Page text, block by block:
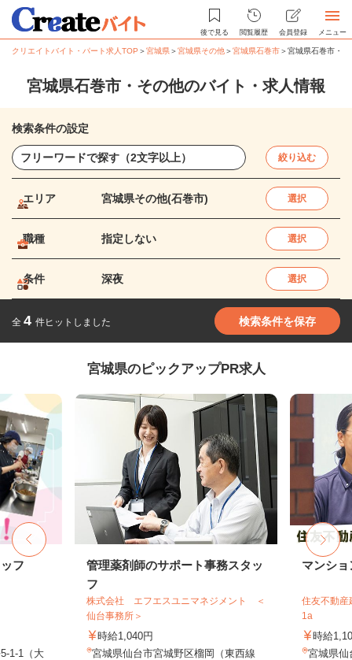
後で見る 閲覧履歴 会員登録 メニュー
クリエイトバイト・パート求人TOP ＞宮城県＞宮城県その他＞宮城県石巻市＞宮城県石巻市・
宮城県石巻市・その他のバイト・求人情報
検索条件の設定
絞り込む
エリア 宮城県その他(石巻市) 選択
職種 指定しない 選択
条件 深夜 選択
全 4 件ヒットしました 検索条件を保存
宮城県のピックアップPR求人
フ
1-1（大
管理薬剤師のサポート事務スタッ
フ
株式会社 エフエスユニマネジメント ＜
仙台事務所＞
時給1,040円
宮城県仙台市宮城野区榴岡（東西線
マンシ
住友不動産
1a
時給
宮城県仙